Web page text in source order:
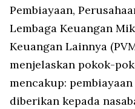
Pembiayaan,
Lembaga Keuangan
Keuangan Lainnya
menjelaskan pokok-
mencakup: pembiayaan
diberikan kepada